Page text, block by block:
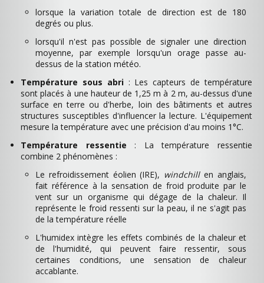
lorsque la variation totale de direction est de 180
degrés ou plus.
lorsqu'il n'est pas possible de signaler une direction
moyenne, par exemple lorsqu'un orage passe au-
dessus de la station météo.
Température sous abri: Les capteurs de température
sont placés à une hauteur de 1,25 m à 2 m, au-dessus d'une
surface en terre ou d'herbe, loin des bâtiments et autres
structures susceptibles d'influencer la lecture. L'équipement
mesure la température avec une précision d'au moins 1°C.
Température ressentie : La température ressentie
combine 2 phénomènes :
Le refroidissement éolien (IRE), windchillen anglais,
fait référence à la sensation de froid produite par le
vent sur un organisme qui dégage de la chaleur. Il
représente le froid ressenti sur la peau, il ne s'agit pas
de la température réelle
L'humidex intègre les effets combinés de la chaleur et
de l'humidité, qui peuvent faire ressentir, sous
certaines conditions, une sensation de chaleur
accablante.